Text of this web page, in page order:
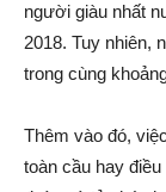
người giàu nhất
2018. Tuy nhiên,
trong cùng
Thêm vào đó,
toàn cầu hay